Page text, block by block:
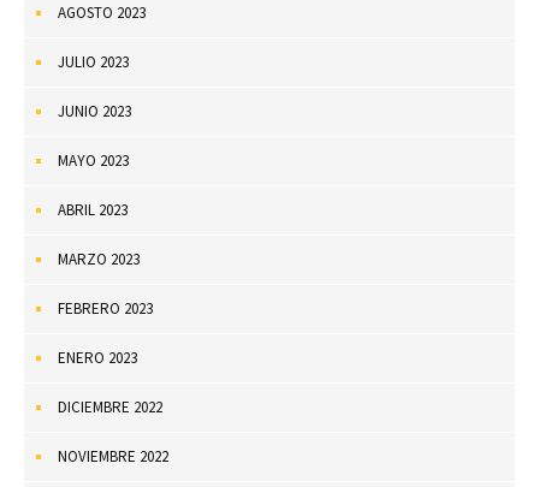
AGOSTO 2023
JULIO 2023
JUNIO 2023
MAYO 2023
ABRIL 2023
MARZO 2023
FEBRERO 2023
ENERO 2023
DICIEMBRE 2022
NOVIEMBRE 2022